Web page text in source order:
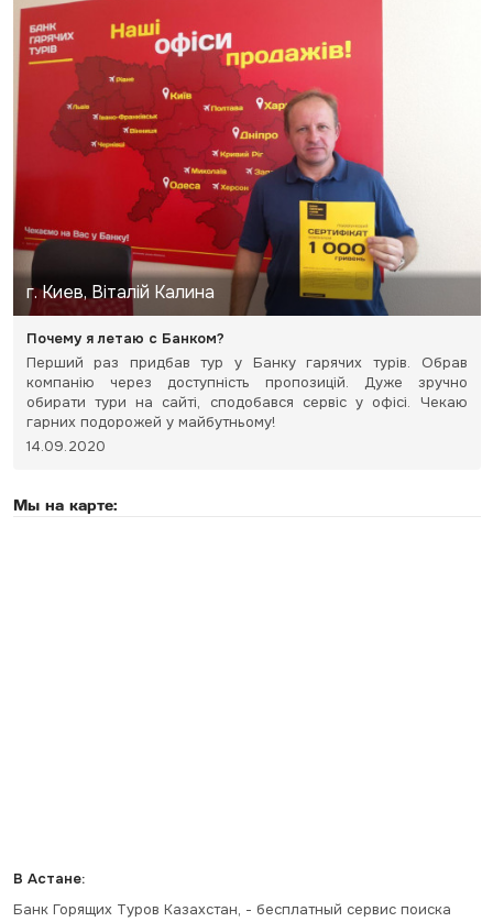
г. Киев, Віталій Калина
Почему я летаю с Банком?
Перший раз придбав тур у Банку гарячих турів. Обрав
компанію через доступність пропозицій. Дуже зручно
обирати тури на сайті, сподобався сервіс у офісі. Чекаю
гарних подорожей у майбутньому!
14.09.2020
Мы на карте:
В Астане:
Банк Горящих Туров Казахстан, - бесплатный сервис поиска